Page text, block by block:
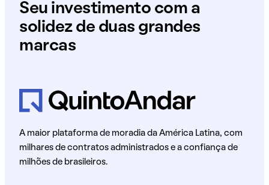
Seu investimento com a
solidez de duas grandes
marcas
A maior plataforma de moradia da América Latina, com
milhares de contratos administrados e a confiança de
milhões de brasileiros.